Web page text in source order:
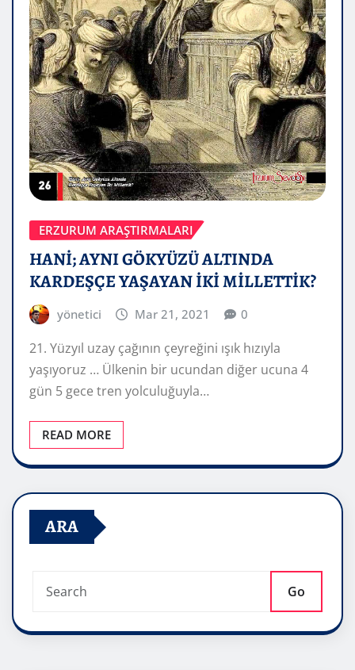
ERZURUM ARAŞTIRMALARI
HANİ; AYNI GÖKYÜZÜ ALTINDA
KARDEŞÇE YAŞAYAN İKİ MİLLETTİK?
yönetici Mar 21, 2021 0
21. Yüzyıl uzay çağının çeyreğini ışık hızıyla
yaşıyoruz … Ülkenin bir ucundan diğer ucuna 4
gün 5 gece tren yolculuğuyla…
READ MORE
ARA
Go